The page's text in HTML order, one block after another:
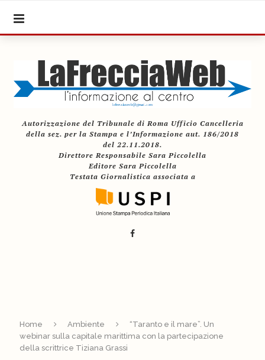
Autorizzazione del Tribunale di Roma Ufficio Cancelleria
della sez. per la Stampa e l’Informazione aut. 186/2018
del 22.11.2018.
Direttore Responsabile Sara Piccolella
Editore Sara Piccolella
Testata Giornalistica associata a
Home Ambiente
“Taranto e il mare”. Un
webinar sulla capitale marittima con la partecipazione
della scrittrice Tiziana Grassi